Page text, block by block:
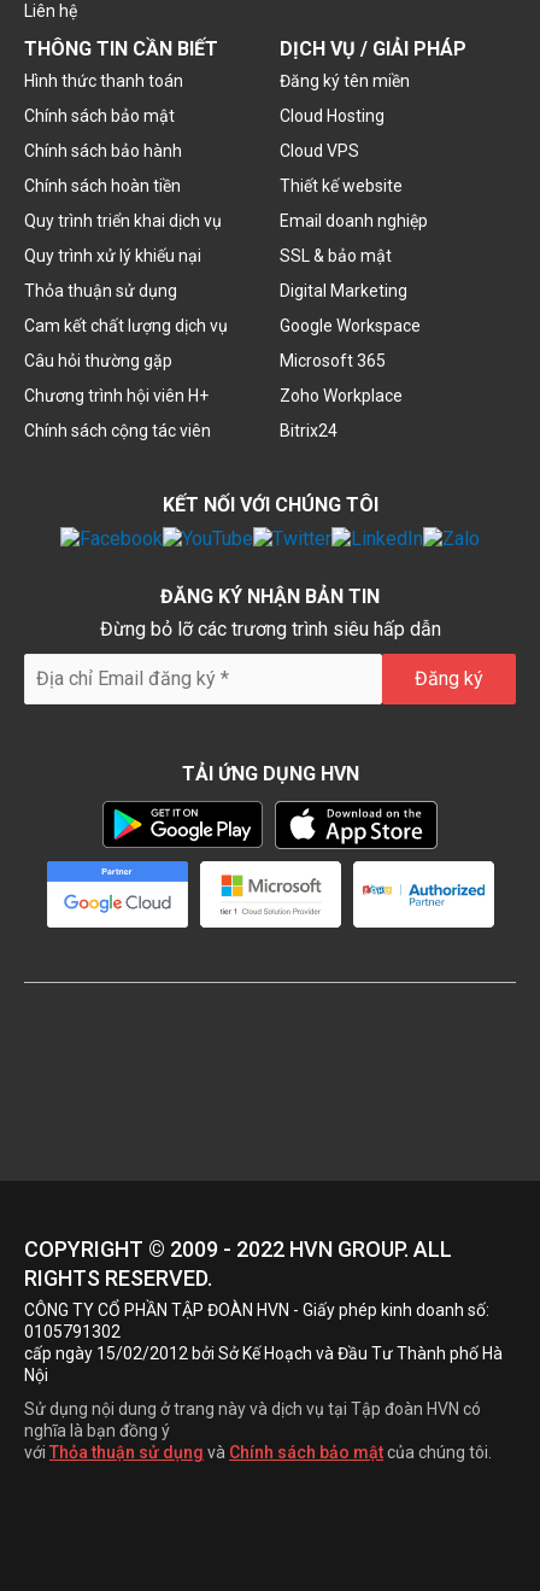
Liên hệ
THÔNG TIN CẦN BIẾT
Hình thức thanh toán
Chính sách bảo mật
Chính sách bảo hành
Chính sách hoàn tiền
Quy trình triển khai dịch vụ
Quy trình xử lý khiếu nại
Thỏa thuận sử dụng
Cam kết chất lượng dịch vụ
Câu hỏi thường gặp
Chương trình hội viên H+
Chính sách cộng tác viên
DỊCH VỤ / GIẢI PHÁP
Đăng ký tên miền
Cloud Hosting
Cloud VPS
Thiết kế website
Email doanh nghiệp
SSL & bảo mật
Digital Marketing
Google Workspace
Microsoft 365
Zoho Workplace
Bitrix24
KẾT NỐI VỚI CHÚNG TÔI
ĐĂNG KÝ NHẬN BẢN TIN
Đừng bỏ lỡ các trương trình siêu hấp dẫn
TẢI ỨNG DỤNG HVN
COPYRIGHT © 2009 - 2022 HVN GROUP. ALL
RIGHTS RESERVED.
CÔNG TY CỔ PHẦN TẬP ĐOÀN HVN - Giấy phép kinh doanh số:
0105791302
cấp ngày 15/02/2012 bởi Sở Kế Hoạch và Đầu Tư Thành phố Hà
Nội
Sử dụng nội dung ở trang này và dịch vụ tại Tập đoàn HVN có
nghĩa là bạn đồng ý
với Thỏa thuận sử dụng và Chính sách bảo mậtcủa chúng tôi.